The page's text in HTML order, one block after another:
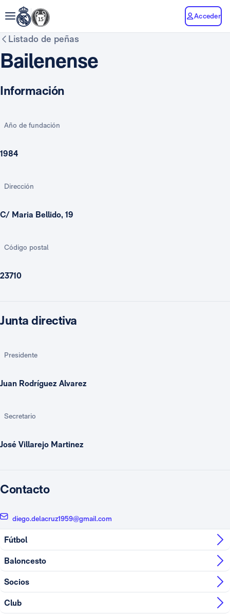
Acceder
Listado de peñas
Bailenense
Información
Año de fundación
1984
Dirección
C/ Maria Bellido, 19
Código postal
23710
Junta directiva
Presidente
Juan Rodríguez Alvarez
Secretario
José Villarejo Martinez
Contacto
diego.delacruz1959@gmail.com
Fútbol
Baloncesto
Socios
Club